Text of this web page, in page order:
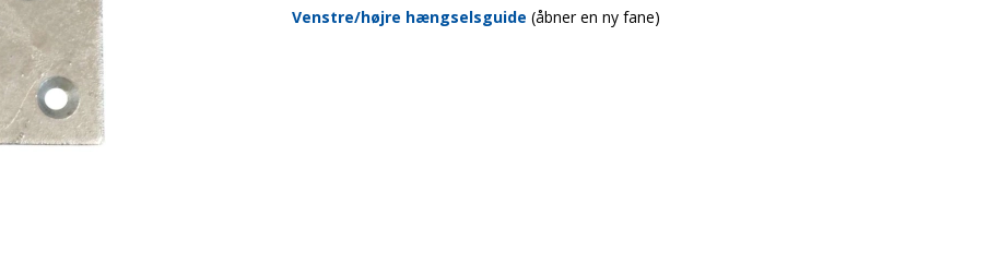
Venstre/højre hængselsguide (åbner en ny fane)